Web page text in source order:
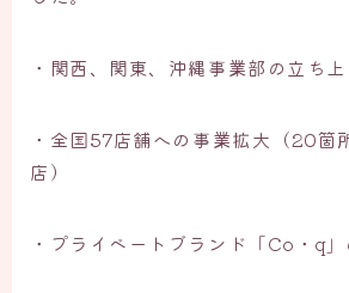
・関西、関東、沖縄事業部の立ち
・全国57店舗への事業拡大（20箇
店）
・プライベートブランド「Co・q